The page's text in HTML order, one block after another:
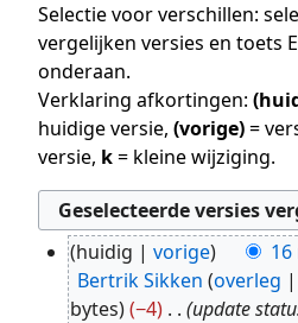
Selectie voor verschillen:
vergelijken versies en toets
onderaan.
Verklaring afkortingen:
huidige versie, (vorige)=
versie, k= kleine wijziging.
16
mei
huidig vorige
16
Bertrik Sikken overleg
bytes
−4 update